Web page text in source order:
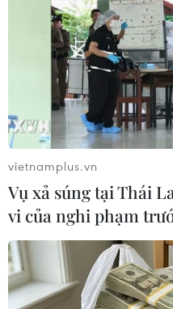
#Tòa án Nhân dân tỉnh Bạc
#Nguyễn Chí Vững
Bạc Liêu
Cà Mau
Theo dõi VietnamPlus
TIN LIÊN QUAN
vietnamplus.vn
Vụ xả súng tại Thái
vi của nghi phạm